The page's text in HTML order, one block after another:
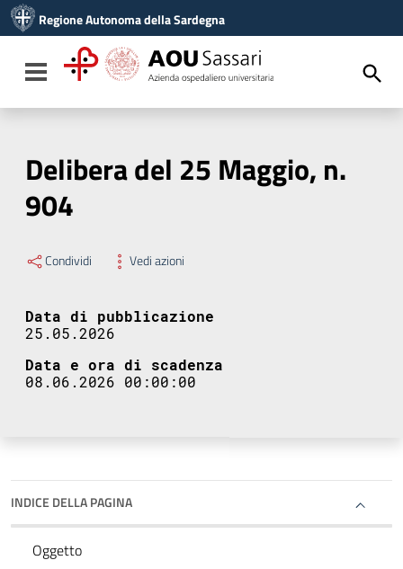
Vai al menu di navigazione
Vai al footer
Regione Autonoma della Sardegna
Toggle navigation
Delibera del 25 Maggio, n.
904
Condividi Vedi azioni
Data di pubblicazione
25.05.2026
Data e ora di scadenza
08.06.2026 00:00:00
INDICE DELLA PAGINA
Oggetto